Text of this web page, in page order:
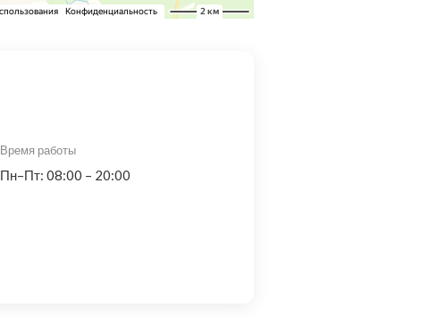
Время работы
Пн–Пт: 08:00 – 20:00